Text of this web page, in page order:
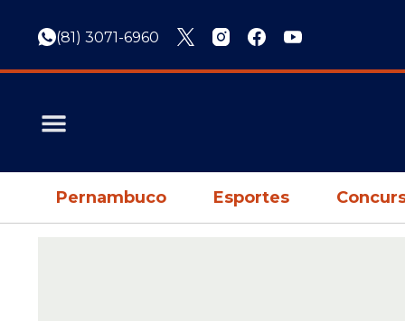
(81) 3071-6960
Pernambuco Esportes